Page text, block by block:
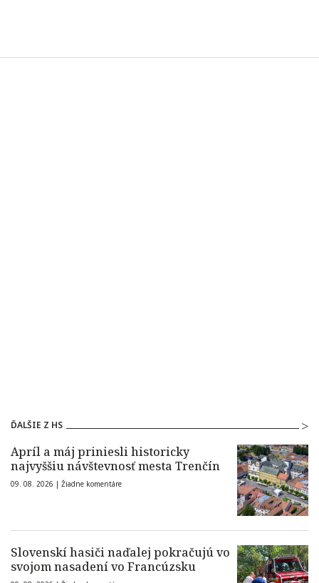
ĎALŠIE Z HS
Apríl a máj priniesli historicky
najvyššiu návštevnosť mesta Trenčín
09. 08. 2026 | Žiadne komentáre
Slovenskí hasiči naďalej pokračujú vo
svojom nasadení vo Francúzsku